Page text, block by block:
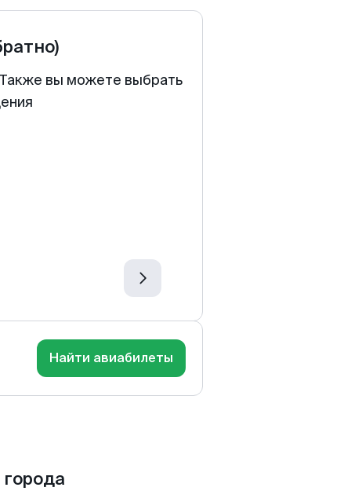
вы можете выбрать
Найти авиабилеты